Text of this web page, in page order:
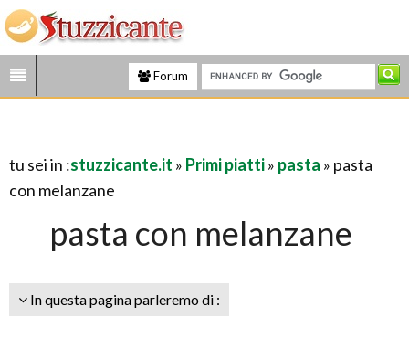
Forum
tu sei in :stuzzicante.it » Primi piatti» pasta » pasta
con melanzane
pasta con melanzane
In questa pagina parleremo di :